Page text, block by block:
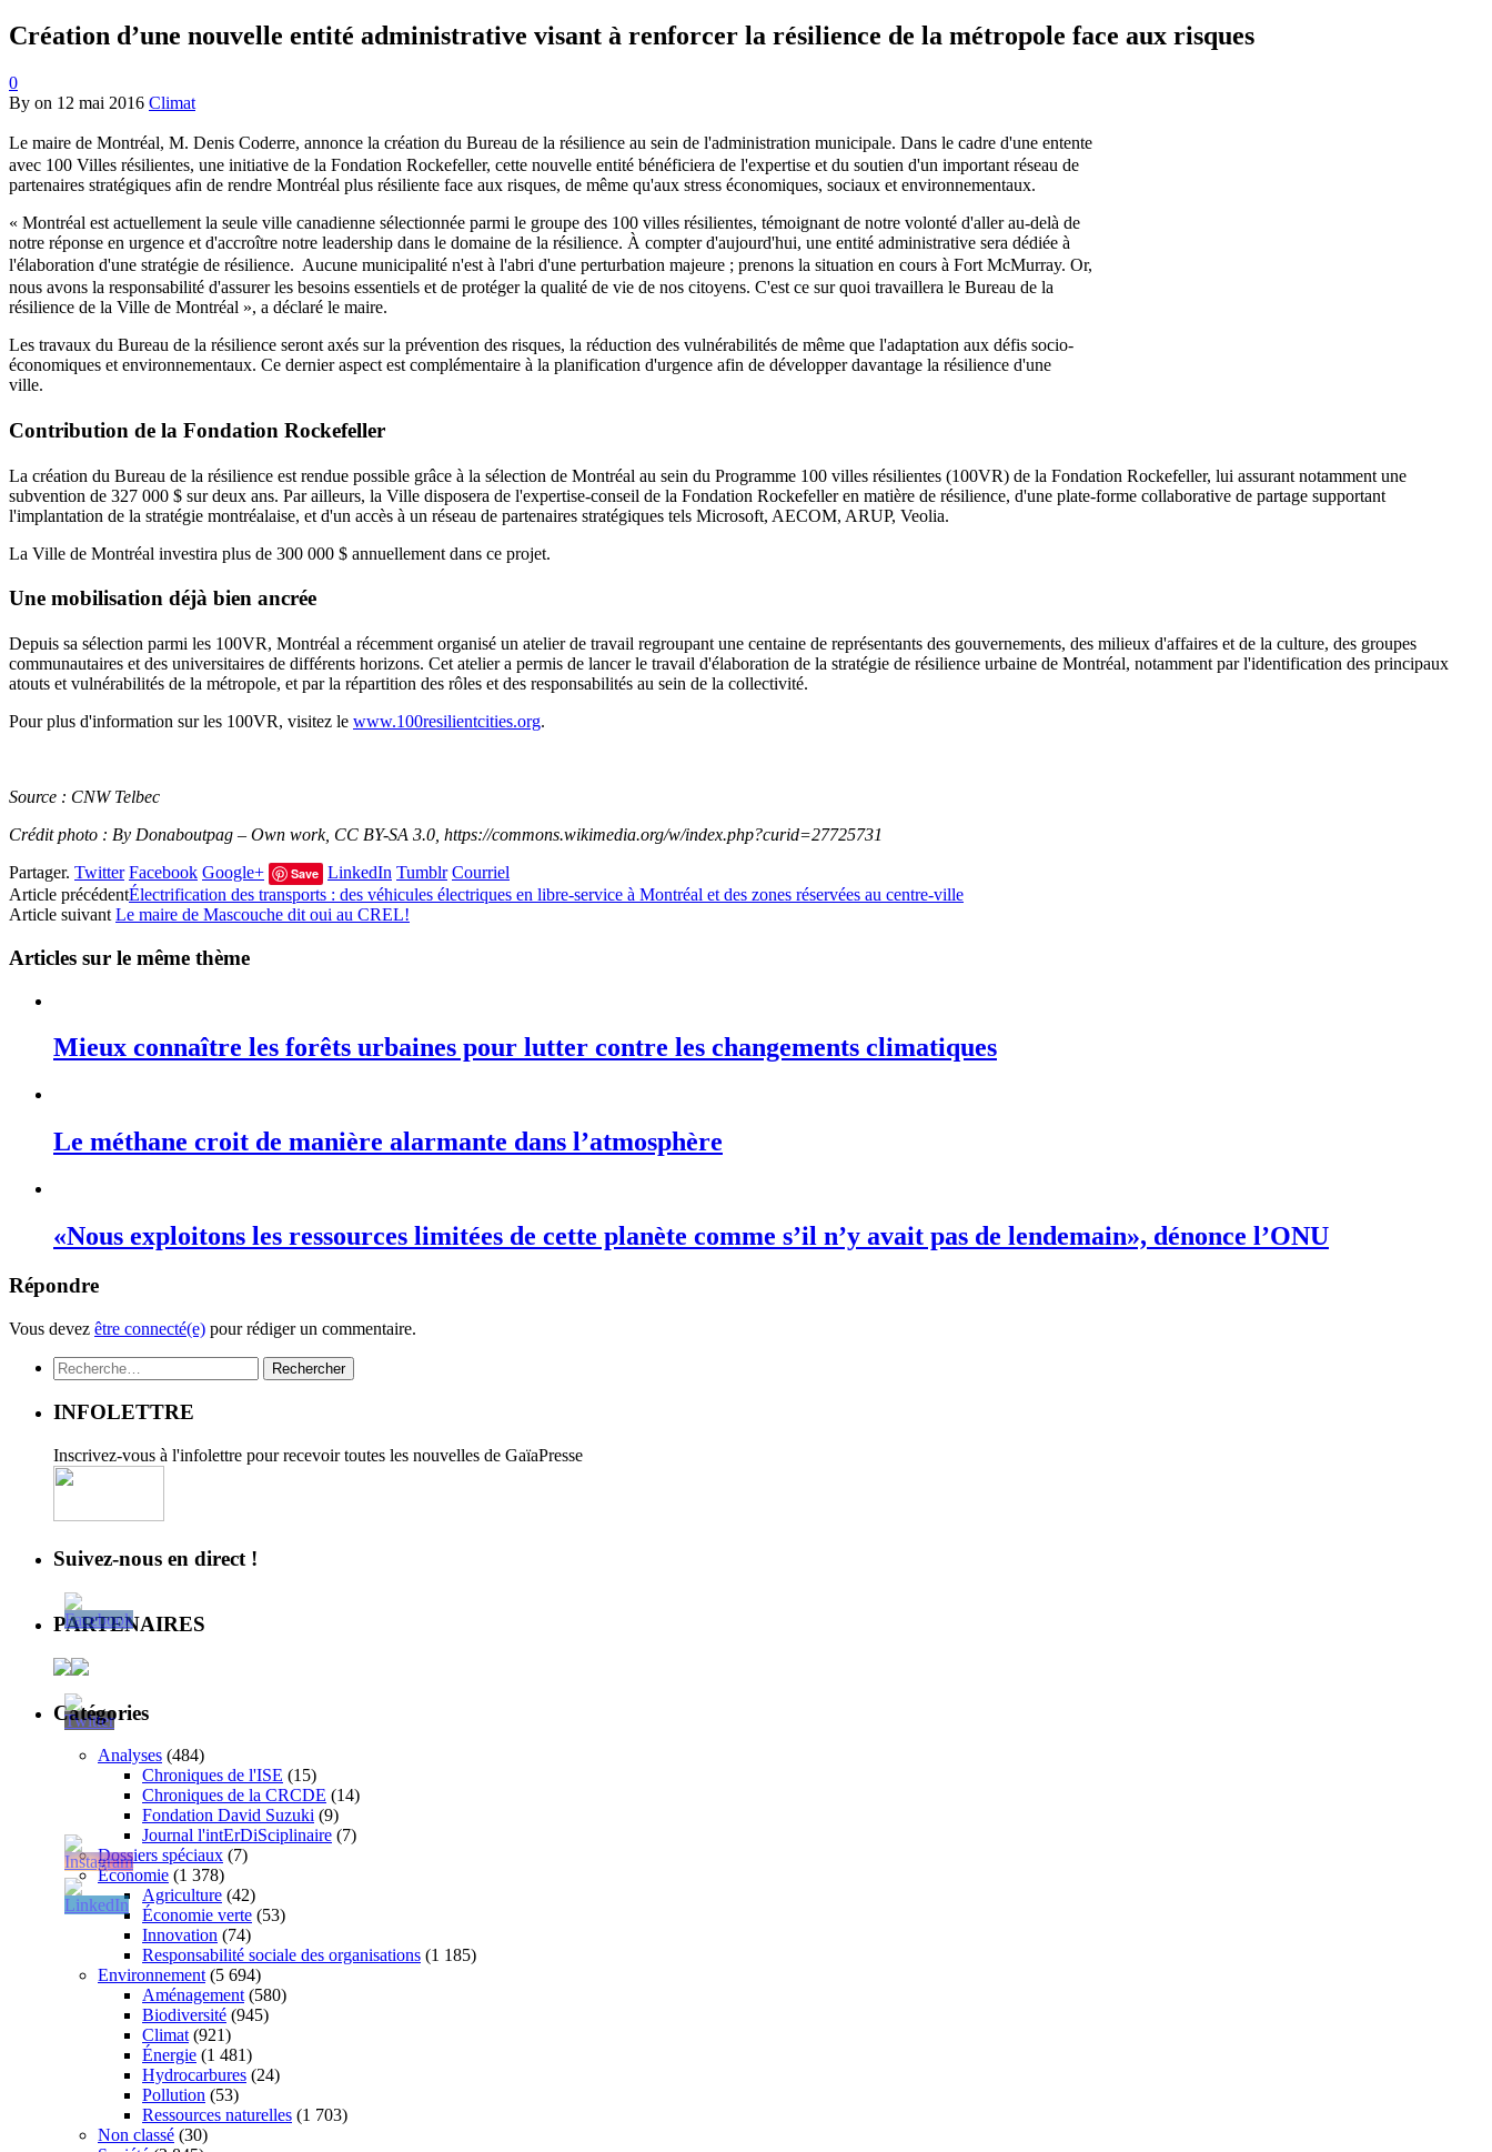
Création d’une nouvelle entité administrative visant à renforcer la résilience de la métropole face aux risques
0
By on 12 mai 2016 Climat
Le maire de Montréal, M. Denis Coderre, annonce la création du Bureau de la résilience au sein de l'administration municipale. Dans le cadre d'une entente
avec 100 Villes résilientes, une initiative de la Fondation Rockefeller, cette nouvelle entité bénéficiera de l'expertise et du soutien d'un important réseau de
partenaires stratégiques afin de rendre Montréal plus résiliente face aux risques, de même qu'aux stress économiques, sociaux et environnementaux.
« Montréal est actuellement la seule ville canadienne sélectionnée parmi le groupe des 100 villes résilientes, témoignant de notre volonté d'aller au-delà de
notre réponse en urgence et d'accroître notre leadership dans le domaine de la résilience. À compter d'aujourd'hui, une entité administrative sera dédiée à
l'élaboration d'une stratégie de résilience. Aucune municipalité n'est à l'abri d'une perturbation majeure ; prenons la situation en cours à Fort McMurray. Or,
nous avons la responsabilité d'assurer les besoins essentiels et de protéger la qualité de vie de nos citoyens. C'est ce sur quoi travaillera le Bureau de la
résilience de la Ville de Montréal », a déclaré le maire.
Les travaux du Bureau de la résilience seront axés sur la prévention des risques, la réduction des vulnérabilités de même que l'adaptation aux défis socio-
économiques et environnementaux. Ce dernier aspect est complémentaire à la planification d'urgence afin de développer davantage la résilience d'une
ville.
Contribution de la Fondation Rockefeller
La création du Bureau de la résilience est rendue possible grâce à la sélection de Montréal au sein du Programme 100 villes résilientes (100VR) de la Fondation Rockefeller, lui assurant notamment une
subvention de 327 000 $ sur deux ans. Par ailleurs, la Ville disposera de l'expertise-conseil de la Fondation Rockefeller en matière de résilience, d'une plate-forme collaborative de partage supportant
l'implantation de la stratégie montréalaise, et d'un accès à un réseau de partenaires stratégiques tels Microsoft, AECOM, ARUP, Veolia.
La Ville de Montréal investira plus de 300 000 $ annuellement dans ce projet.
Une mobilisation déjà bien ancrée
Depuis sa sélection parmi les 100VR, Montréal a récemment organisé un atelier de travail regroupant une centaine de représentants des gouvernements, des milieux d'affaires et de la culture, des groupes
communautaires et des universitaires de différents horizons. Cet atelier a permis de lancer le travail d'élaboration de la stratégie de résilience urbaine de Montréal, notamment par l'identification des principaux
atouts et vulnérabilités de la métropole, et par la répartition des rôles et des responsabilités au sein de la collectivité.
Pour plus d'information sur les 100VR, visitez le www.100resilientcities.org.
Source : CNW Telbec
Crédit photo : By Donaboutpag – Own work, CC BY-SA 3.0, https://commons.wikimedia.org/w/index.php?curid=27725731
Partager. Twitter Facebook Google+ Save LinkedIn Tumblr Courriel
Article précédentÉlectrification des transports : des véhicules électriques en libre-service à Montréal et des zones réservées au centre-ville
Article suivant Le maire de Mascouche dit oui au CREL!
Articles sur le même thème
Mieux connaître les forêts urbaines pour lutter contre les changements climatiques
Le méthane croit de manière alarmante dans l’atmosphère
«Nous exploitons les ressources limitées de cette planète comme s’il n’y avait pas de lendemain», dénonce l’ONU
Répondre
Vous devez être connecté(e) pour rédiger un commentaire.
Rechercher :
INFOLETTRE
Inscrivez-vous à l'infolettre pour recevoir toutes les nouvelles de GaïaPresse
Suivez-nous en direct !
PARTENAIRES
Catégories
Analyses (484)
Chroniques de l'ISE (15)
Chroniques de la CRCDE (14)
Fondation David Suzuki (9)
Journal l'intErDiSciplinaire (7)
Dossiers spéciaux (7)
Économie (1 378)
Agriculture (42)
Économie verte (53)
Innovation (74)
Responsabilité sociale des organisations (1 185)
Environnement(5 694)
Aménagement(580)
Biodiversité (945)
Climat(921)
Énergie (1 481)
Hydrocarbures (24)
Pollution (53)
Ressources naturelles (1 703)
Non classé (30)